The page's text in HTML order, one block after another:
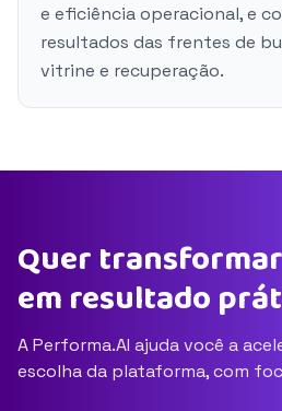
e eficiência operacional, e
resultados das frentes de
vitrine e recuperação.
Quer
em resultado
A Performa.AI ajuda você a
escolha da plataforma, com